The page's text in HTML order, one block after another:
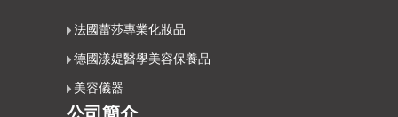
法國蕾莎專業化妝品
德國漾媞醫學美容保養品
美容儀器